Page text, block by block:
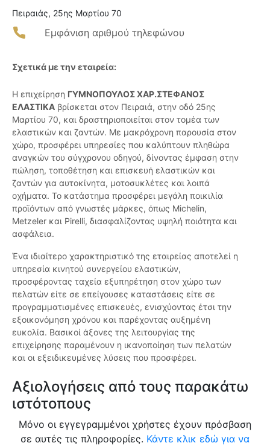
Πειραιάς, 25ης Μαρτίου 70
Εμφάνιση αριθμού τηλεφώνου
Σχετικά με την εταιρεία:
Η επιχείρηση ΓΥΜΝΟΠΟΥΛΟΣ ΧΑΡ.ΣΤΕΦΑΝΟΣ
ΕΛΑΣΤΙΚΑ βρίσκεται στον Πειραιά, στην οδό 25ης
Μαρτίου 70, και δραστηριοποιείται στον τομέα των
ελαστικών και ζαντών. Με μακρόχρονη παρουσία στον
χώρο, προσφέρει υπηρεσίες που καλύπτουν πληθώρα
αναγκών του σύγχρονου οδηγού, δίνοντας έμφαση στην
πώληση, τοποθέτηση και επισκευή ελαστικών και
ζαντών για αυτοκίνητα, μοτοσυκλέτες και λοιπά
οχήματα. Το κατάστημα προσφέρει μεγάλη ποικιλία
προϊόντων από γνωστές μάρκες, όπως Michelin,
Metzeler και Pirelli, διασφαλίζοντας υψηλή ποιότητα και
ασφάλεια.
Ένα ιδιαίτερο χαρακτηριστικό της εταιρείας αποτελεί η
υπηρεσία κινητού συνεργείου ελαστικών,
προσφέροντας ταχεία εξυπηρέτηση στον χώρο των
πελατών είτε σε επείγουσες καταστάσεις είτε σε
προγραμματισμένες επισκευές, ενισχύοντας έτσι την
εξοικονόμηση χρόνου και παρέχοντας αυξημένη
ευκολία. Βασικοί άξονες της λειτουργίας της
επιχείρησης παραμένουν η ικανοποίηση των πελατών
και οι εξειδικευμένες λύσεις που προσφέρει.
Αξιολογήσεις από τους παρακάτω
ιστότοπους
Μόνο οι εγγεγραμμένοι χρήστες έχουν πρόσβαση
σε αυτές τις πληροφορίες. Κάντε κλικ εδώ για να